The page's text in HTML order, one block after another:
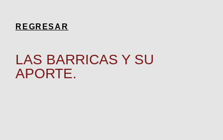
REGRESAR
LAS BARRICAS Y SU
APORTE.